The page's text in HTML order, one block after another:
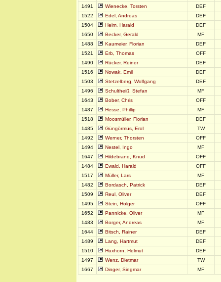
1491
Wienecke, Torsten
DEF
1522
Edel, Andreas
DEF
1504
Heim, Harald
DEF
1650
Becker, Gerald
MF
1488
Kaumeier, Florian
DEF
1521
Erb, Thomas
OFF
1490
Rücker, Reiner
DEF
1516
Nowak, Emil
DEF
1503
Stetzelberg, Wolfgang
DEF
1496
Schultheiß, Stefan
MF
1643
Bober, Chris
OFF
1487
Hesse, Phillip
MF
1518
Moosmüller, Florian
DEF
1485
Güngörmüs, Erol
TW
1492
Werner, Thorsten
OFF
1494
Nestel, Ingo
MF
1647
Hildebrand, Knud
OFF
1484
Ewald, Harald
OFF
1517
Müller, Lars
MF
1482
Bordasch, Patrick
DEF
1509
Reul, Oliver
DEF
1495
Stein, Holger
OFF
1652
Pannicke, Oliver
MF
1483
Borger, Andreas
MF
1644
Bitsch, Rainer
DEF
1489
Lang, Hartmut
DEF
1510
Huxhorn, Helmut
DEF
1497
Wenz, Dietmar
TW
1667
Dinger, Siegmar MF